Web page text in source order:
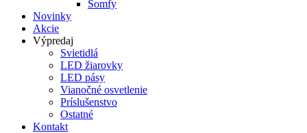
Somfy
Novinky
Akcie
Výpredaj
Svietidlá
LED žiarovky
LED pásy
Vianočné osvetlenie
Príslušenstvo
Ostatné
Kontakt